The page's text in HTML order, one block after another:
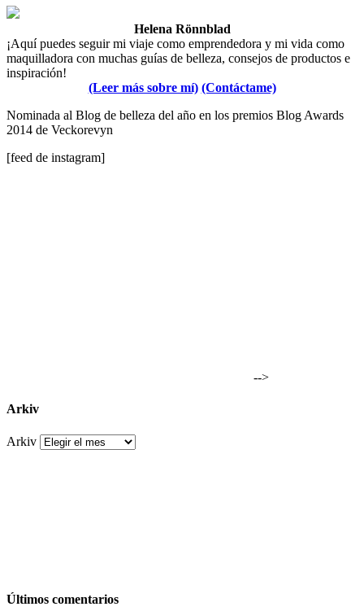
Helena Rönnblad
¡Aquí puedes seguir mi viaje como emprendedora y mi vida como
maquilladora con muchas guías de belleza, consejos de productos e
inspiración!
(Leer más sobre mí) (Contáctame)
Nominada al Blog de belleza del año en los premios Blog Awards
2014 de Veckorevyn
[feed de instagram]
-->
Arkiv
Arkiv
Últimos comentarios